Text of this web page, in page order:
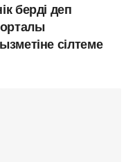
берді деп
сілтеме